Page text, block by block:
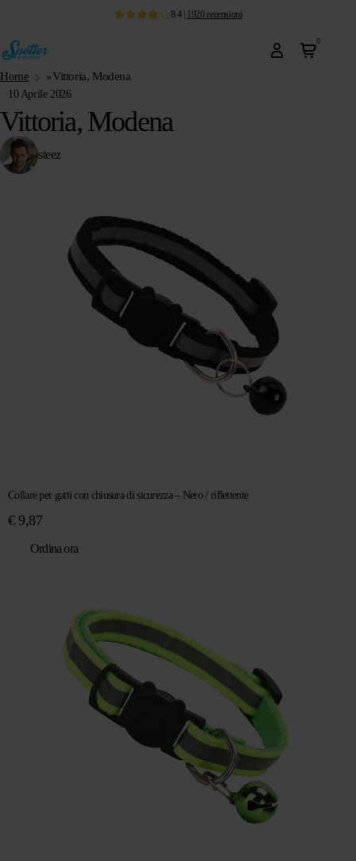
8.4| 1920 recensioni
0
Home »Vittoria, Modena
10 Aprile 2026
Vittoria, Modena
steez
Collare per gatti con chiusura di sicurezza – Nero / riflettente
€9,87
Ordina ora